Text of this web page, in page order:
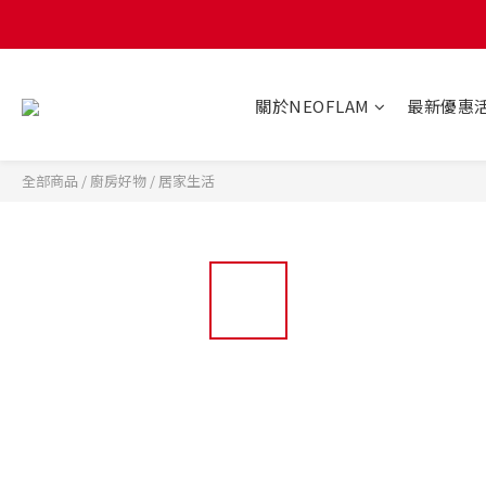
關於NEOFLAM 最新優惠
全部商品 / 廚房好物 / 居家生活